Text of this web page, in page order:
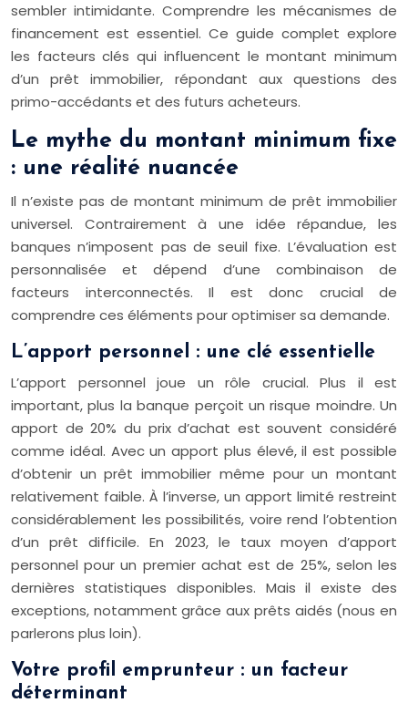
sembler intimidante. Comprendre les mécanismes de
financement est essentiel. Ce guide complet explore
les facteurs clés qui influencent le montant minimum
d’un prêt immobilier, répondant aux questions des
primo-accédants et des futurs acheteurs.
Le mythe du montant minimum fixe
: une réalité nuancée
Il n’existe pas de montant minimum de prêt immobilier
universel. Contrairement à une idée répandue, les
banques n’imposent pas de seuil fixe. L’évaluation est
personnalisée et dépend d’une combinaison de
facteurs interconnectés. Il est donc crucial de
comprendre ces éléments pour optimiser sa demande.
L’apport personnel : une clé essentielle
L’apport personnel joue un rôle crucial. Plus il est
important, plus la banque perçoit un risque moindre. Un
apport de 20% du prix d’achat est souvent considéré
comme idéal. Avec un apport plus élevé, il est possible
d’obtenir un prêt immobilier même pour un montant
relativement faible. À l’inverse, un apport limité restreint
considérablement les possibilités, voire rend l’obtention
d’un prêt difficile. En 2023, le taux moyen d’apport
personnel pour un premier achat est de 25%, selon les
dernières statistiques disponibles. Mais il existe des
exceptions, notamment grâce aux prêts aidés (nous en
parlerons plus loin).
Votre profil emprunteur : un facteur
déterminant